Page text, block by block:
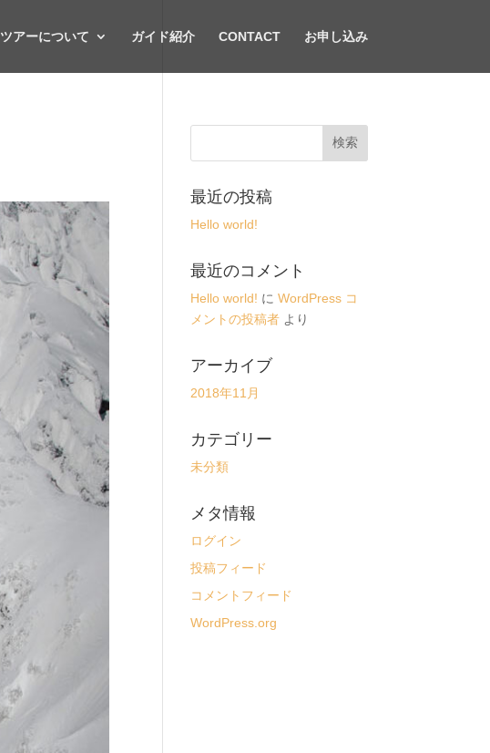
ツアーについて ガイド紹介 CONTACT お申し込み
最近の投稿
Hello world!
最近のコメント
Hello world! にWordPress コ
メントの投稿者 より
アーカイブ
2018年11月
カテゴリー
未分類
メタ情報
ログイン
投稿フィード
コメントフィード
WordPress.org